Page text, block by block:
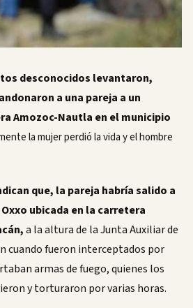
desconocidos levantaron,
a una pareja a un
Amozoc-Nautla en el municipio
la mujer perdió la vida y el hombre
que, la pareja habría salido a
ubicada en la carretera
a la altura de la Junta Auxiliar de
cuando fueron interceptados por
armas de fuego, quienes los
y torturaron por varias horas.